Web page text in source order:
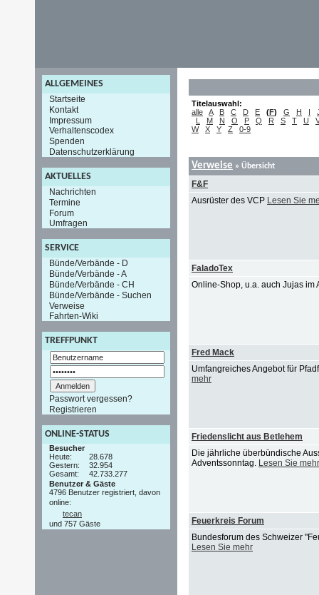
ALLGEMEINES
Startseite
Kontakt
Impressum
Verhaltenscodex
Spenden
Datenschutzerklärung
AKTUELLES
Nachrichten
Termine
Forum
Umfragen
SERVICE
Bünde/Verbände - D
Bünde/Verbände - A
Bünde/Verbände - CH
Bünde/Verbände - Suchen
Verweise
Fahrten-Wiki
TREFFPUNKT
Passwort vergessen?
Registrieren
ONLINE-STATUS
Besucher
Heute:
28.678
Gestern:
32.954
Gesamt:
42.733.277
Benutzer & Gäste
4796 Benutzer registriert, davon
online:
tecan
und 757 Gäste
Titelauswahl:
alle
A B C D E (F) G H I
L
M N O P Q R S T U
W
X Y Z 0-9
Verweise » Übersicht
F&F
Ausrüster des VCP Lesen Sie
FaladoTex
Online-Shop, u.a. auch Jujas im
Fred Mack
Umfangreiches Angebot für
mehr
Friedenslicht aus Betlehem
Die jährliche überbündische
Adventssonntag. Lesen Sie mehr
Feuerkreis Forum
Bundesforum des Schweizer
Lesen Sie mehr